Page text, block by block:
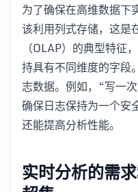
为了确保在高维数据下
该利用列式存储，这是
（OLAP）的典型特征
持具有不同维度的字段
志数据。例如，“写一
确保日志保持为一个安
还能提高分析性能。
实时分析的需